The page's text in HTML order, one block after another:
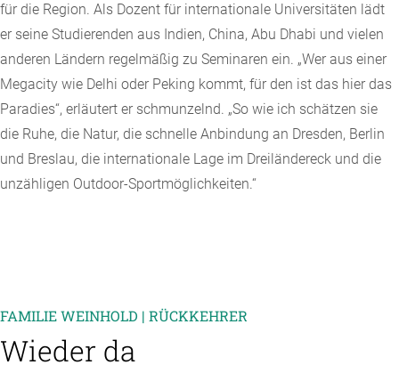
für die Region. Als Dozent für internationale Universitäten lädt
er seine Studierenden aus Indien, China, Abu Dhabi und vielen
anderen Ländern regelmäßig zu Seminaren ein. „Wer aus einer
Megacity wie Delhi oder Peking kommt, für den ist das hier das
Paradies“, erläutert er schmunzelnd. „So wie ich schätzen sie
die Ruhe, die Natur, die schnelle Anbindung an Dresden, Berlin
und Breslau, die internationale Lage im Dreiländereck und die
unzähligen Outdoor-Sportmöglichkeiten.“
FAMILIE WEINHOLD | RÜCKKEHRER
Wieder da